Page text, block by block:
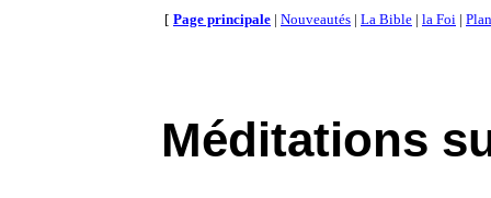
[ Page principale | Nouveautés | La Bible | la Foi |
Méditations